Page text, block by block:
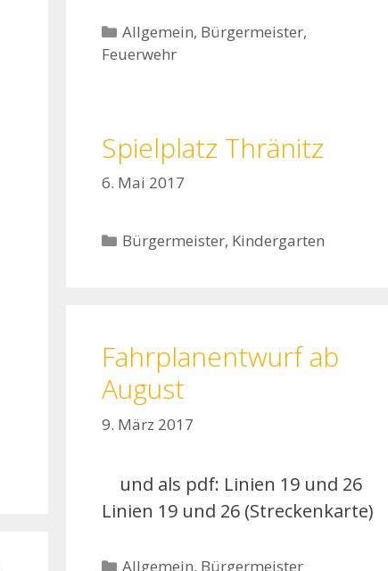
Kategorien
Allgemein, Bürgermeister,
Feuerwehr
Spielplatz Thränitz
6. Mai 2017
Kategorien
Bürgermeister, Kindergarten
Fahrplanentwurf ab
August
9. März 2017
und als pdf: Linien 19 und 26
Linien 19 und 26 (Streckenkarte)
Kategorien
Allgemein, Bürgermeister